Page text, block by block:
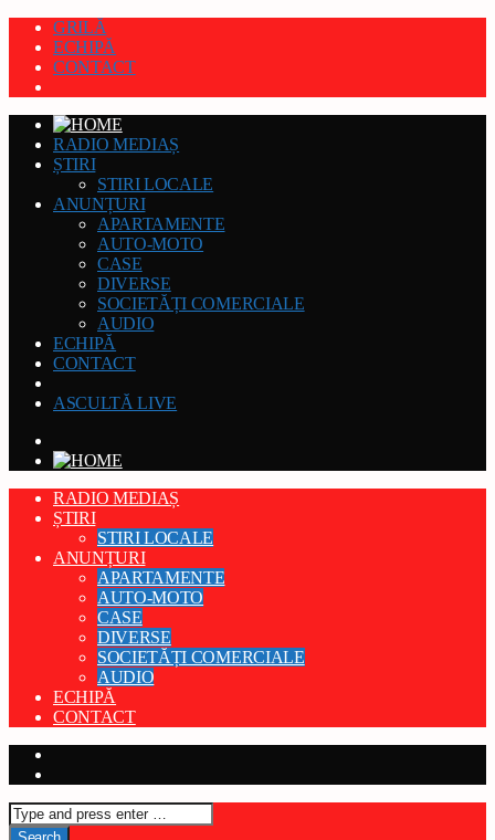
GRILĂ
ECHIPĂ
CONTACT
RADIO MEDIAȘ
ȘTIRI
STIRI LOCALE
ANUNȚURI
APARTAMENTE
AUTO-MOTO
CASE
DIVERSE
SOCIETĂȚI COMERCIALE
AUDIO
ECHIPĂ
CONTACT
ASCULTĂ LIVE
RADIO MEDIAȘ
ȘTIRI
STIRI LOCALE
ANUNȚURI
APARTAMENTE
AUTO-MOTO
CASE
DIVERSE
SOCIETĂȚI COMERCIALE
AUDIO
ECHIPĂ
CONTACT